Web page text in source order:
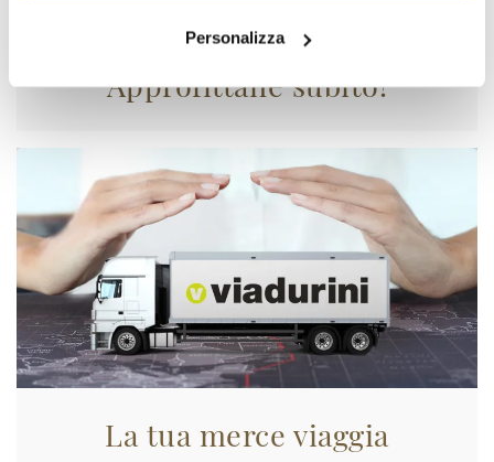
Personalizza
Approfittane subito!
La tua merce viaggia